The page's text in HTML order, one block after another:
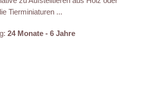
Tierminiaturen ...
24 Monate - 6 Jahre